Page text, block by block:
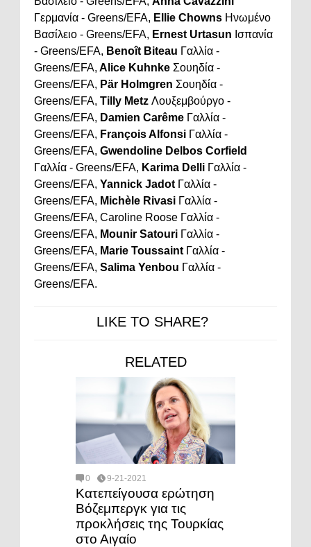
Γερμανία - Greens/EFA, Ellie Chowns Ηνωμένο
Βασίλειο - Greens/EFA, Ernest Urtasun Ισπανία
- Greens/EFA, Benoît Biteau Γαλλία -
Greens/EFA, Alice Kuhnke Σουηδία -
Greens/EFA, Pär Holmgren Σουηδία -
Greens/EFA, Tilly Metz Λουξεμβούργο -
Greens/EFA, Damien Carême Γαλλία -
Greens/EFA, François Alfonsi Γαλλία -
Greens/EFA, Gwendoline Delbos Corfield
Γαλλία - Greens/EFA, Karima Delli Γαλλία -
Greens/EFA, Yannick Jadot Γαλλία -
Greens/EFA, Michèle Rivasi Γαλλία -
Greens/EFA, Caroline Roose Γαλλία -
Greens/EFA, Mounir Satouri Γαλλία -
Greens/EFA, Marie Toussaint Γαλλία -
Greens/EFA, Salima Yenbou Γαλλία -
Greens/EFA.
LIKE TO SHARE?
RELATED
0 9-21-2021
Κατεπείγουσα ερώτηση
Βόζεμπεργκ για τις
προκλήσεις της Τουρκίας
στο Αιγαίο